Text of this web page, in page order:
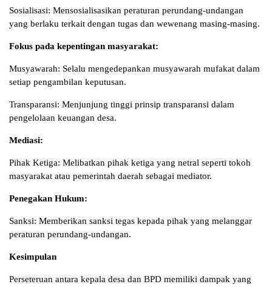
Sosialisasi: Mensosialisasikan peraturan perundang-undangan
yang berlaku terkait dengan tugas dan wewenang masing-masing.
Fokus pada kepentingan masyarakat:
Musyawarah: Selalu mengedepankan musyawarah mufakat dalam
setiap pengambilan keputusan.
Transparansi: Menjunjung tinggi prinsip transparansi dalam
pengelolaan keuangan desa.
Mediasi:
Pihak Ketiga: Melibatkan pihak ketiga yang netral seperti tokoh
masyarakat atau pemerintah daerah sebagai mediator.
Penegakan Hukum:
Sanksi: Memberikan sanksi tegas kepada pihak yang melanggar
peraturan perundang-undangan.
Kesimpulan
Perseteruan antara kepala desa dan BPD memiliki dampak yang